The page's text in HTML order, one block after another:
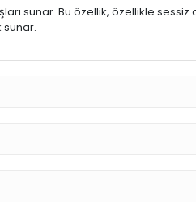
sunar. Bu özellik, özellikle
sunar.